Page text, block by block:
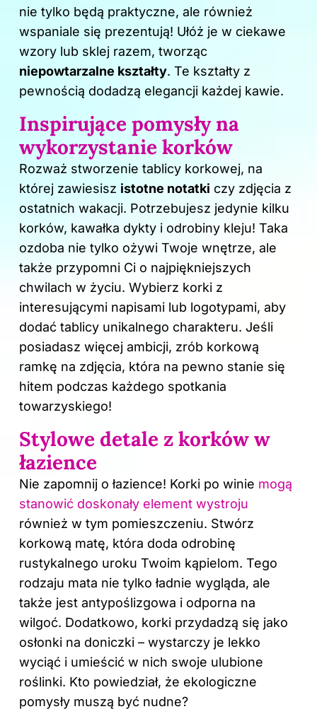
nie tylko będą praktyczne, ale również
wspaniale się prezentują! Ułóż je w ciekawe
wzory lub sklej razem, tworząc
niepowtarzalne kształty. Te kształty z
pewnością dodadzą elegancji każdej kawie.
Inspirujące pomysły na
wykorzystanie korków
Rozważ stworzenie tablicy korkowej, na
której zawiesisz istotne notatki czy zdjęcia z
ostatnich wakacji. Potrzebujesz jedynie kilku
korków, kawałka dykty i odrobiny kleju! Taka
ozdoba nie tylko ożywi Twoje wnętrze, ale
także przypomni Ci o najpiękniejszych
chwilach w życiu. Wybierz korki z
interesującymi napisami lub logotypami, aby
dodać tablicy unikalnego charakteru. Jeśli
posiadasz więcej ambicji, zrób korkową
ramkę na zdjęcia, która na pewno stanie się
hitem podczas każdego spotkania
towarzyskiego!
Stylowe detale z korków w
łazience
Nie zapomnij o łazience! Korki po winie mogą
stanowić doskonały element wystroju
również w tym pomieszczeniu. Stwórz
korkową matę, która doda odrobinę
rustykalnego uroku Twoim kąpielom. Tego
rodzaju mata nie tylko ładnie wygląda, ale
także jest antypoślizgowa i odporna na
wilgoć. Dodatkowo, korki przydadzą się jako
osłonki na doniczki – wystarczy je lekko
wyciąć i umieścić w nich swoje ulubione
roślinki. Kto powiedział, że ekologiczne
pomysły muszą być nudne?